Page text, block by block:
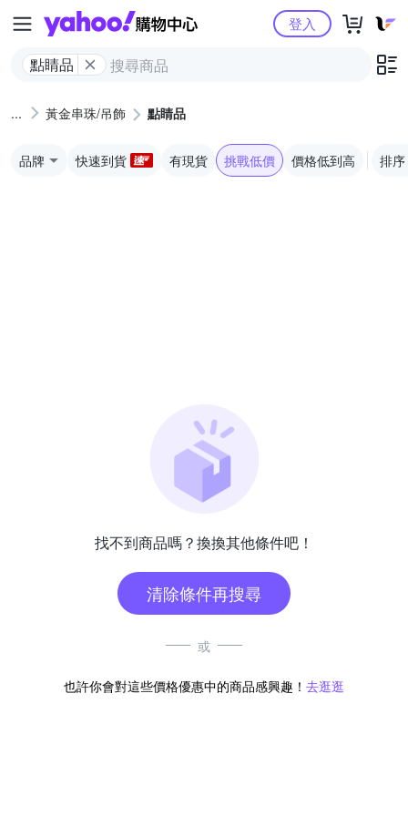
Yahoo購物中心
點睛品
登入
黃金串珠/吊飾 點睛品
品牌 快速到貨 有現貨 挑戰低價 價格低到高 排序
找不到商品嗎？換換其他條件吧！
清除條件再搜尋
或
也許你會對這些價格優惠中的商品感興趣！ 去逛逛